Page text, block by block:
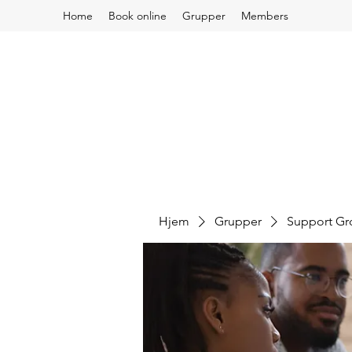
Home Book online Grupper Members
Hjem Grupper Support